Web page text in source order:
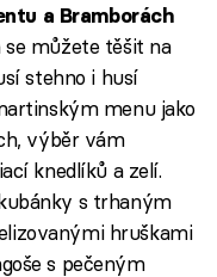
a Bramborách
můžete těšit na
stehno i husí
menu jako
výběr vám
knedlíků a zelí.
s trhaným
hruškami
s pečeným